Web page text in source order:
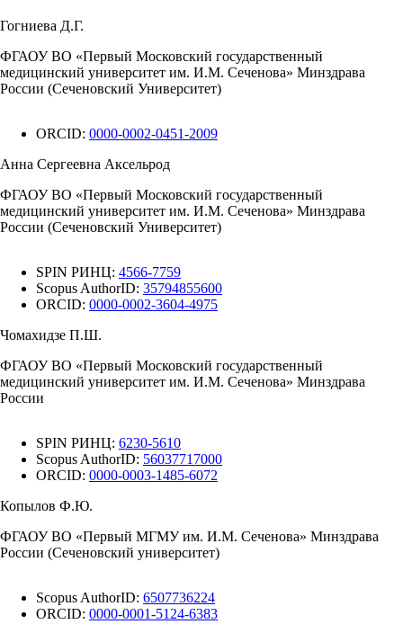
Гогниева Д.Г.
ФГАОУ ВО «Первый Московский государственный
медицинский университет им. И.М. Сеченова» Минздрава
России (Сеченовский Университет)
ORCID: 0000-0002-0451-2009
Анна Сергеевна Аксельрод
ФГАОУ ВО «Первый Московский государственный
медицинский университет им. И.М. Сеченова» Минздрава
России (Сеченовский Университет)
SPIN РИНЦ: 4566-7759
Scopus AuthorID: 35794855600
ORCID: 0000-0002-3604-4975
Чомахидзе П.Ш.
ФГАОУ ВО «Первый Московский государственный
медицинский университет им. И.М. Сеченова» Минздрава
России
SPIN РИНЦ: 6230-5610
Scopus AuthorID: 56037717000
ORCID: 0000-0003-1485-6072
Копылов Ф.Ю.
ФГАОУ ВО «Первый МГМУ им. И.М. Сеченова» Минздрава
России (Сеченовский университет)
Scopus AuthorID: 6507736224
ORCID: 0000-0001-5124-6383